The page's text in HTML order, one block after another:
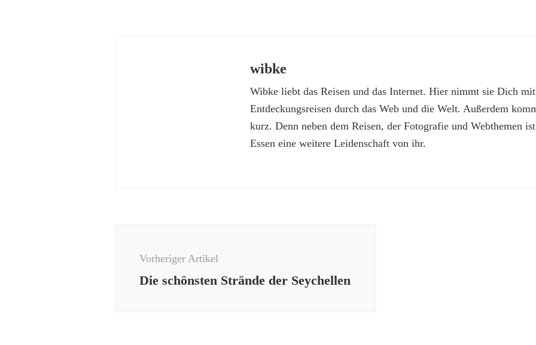
wibke
Wibke liebt das Reisen und das Internet. Hier nimmt sie Dich
Entdeckungsreisen durch das Web und die Welt. Außerdem
kurz. Denn neben dem Reisen, der Fotografie und Webthemen
Essen eine weitere Leidenschaft von ihr.
Vorheriger Artikel
Die schönsten Strände der Seychellen